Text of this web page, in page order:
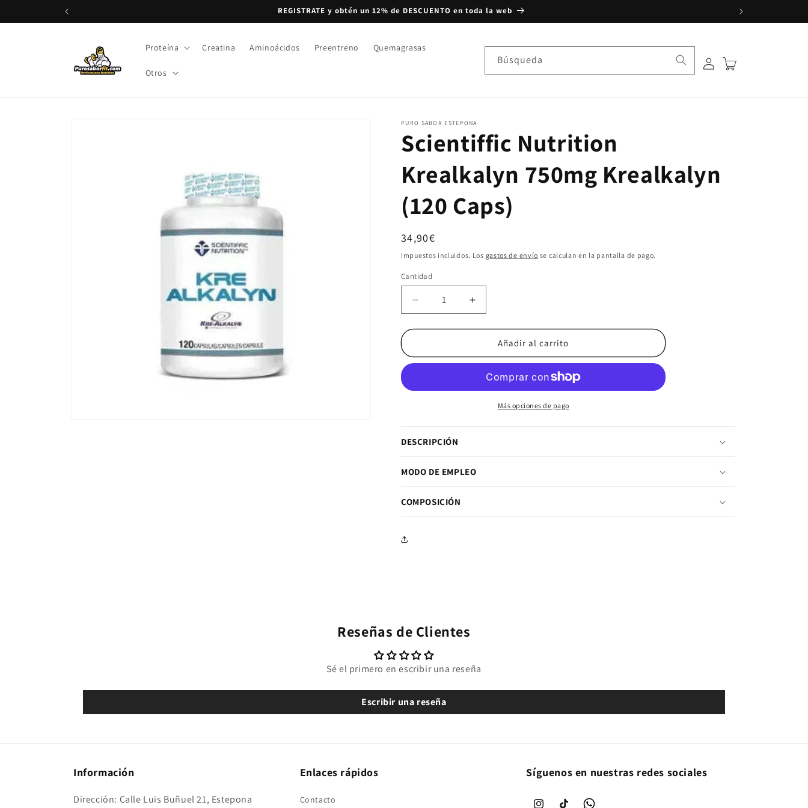
al contenido REGISTRATE y obtén un 12% de DESCUENTO en toda la web
Proteína Creatina Aminoácidos Preentreno Quemagrasas
Otros
Búsqueda Iniciar sesión
Carrito
PURO SABOR ESTEPONA
Scientiffic Nutrition
Krealkalyn 750mg Krealkalyn
(120 Caps)
Precio habitual
34,90€
Impuestos incluidos. Los gastos de envío se calculan en la pantalla de pago.
Cantidad
Cantidad
Reducir cantidad para Scientiffic Nutrition Krealkalyn 750mg Krealkalyn (120
Aumentar cantidad para Scientiffic Nutrition Krealkalyn 750mg
Añadir al carrito
Más opciones de pago
DESCRIPCIÓN
MODO DE EMPLEO
COMPOSICIÓN
Reseñas de Clientes
Sé el primero en escribir una reseña
Escribir una reseña
Información
Dirección: Calle Luis Buñuel 21, Estepona
Enlaces rápidos
Contacto
Síguenos en nuestras redes sociales